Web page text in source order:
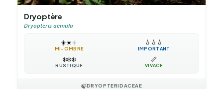
Dryoptère
Dryopteris aemula
☀️☀️☀️
MI-OMBRE
💧 💧 💧
IMPORTANT
❄️❄️❄️
RUSTIQUE
📏
VIVACE
🍃DRYOPTERIDACEAE